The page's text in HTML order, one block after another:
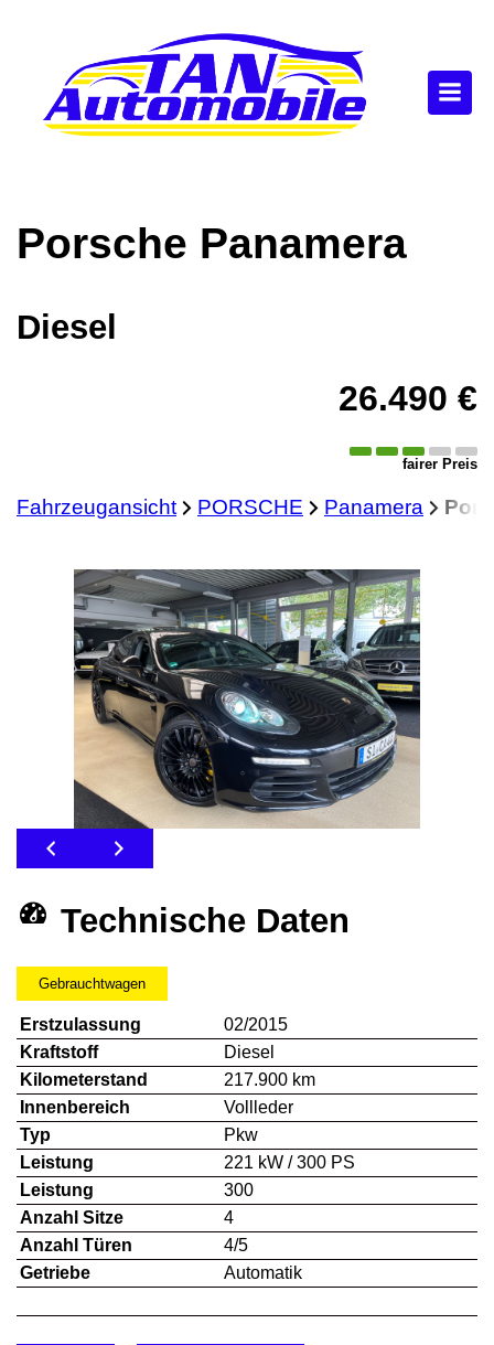
Porsche Panamera
Diesel
26.490 €
fairer Preis
Fahrzeugansicht PORSCHE Panamera
Technische Daten
Gebrauchtwagen
Erstzulassung
02/2015
Kraftstoff
Diesel
Kilometerstand
217.900 km
Innenbereich
Vollleder
Typ
Pkw
Leistung
221 kW / 300 PS
Leistung
300
Anzahl Sitze
4
Anzahl Türen
4/5
Getriebe
Automatik